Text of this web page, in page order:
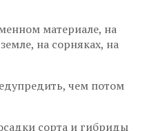
материале, на
на сорняках, на
чем потом
сорта и гибриды